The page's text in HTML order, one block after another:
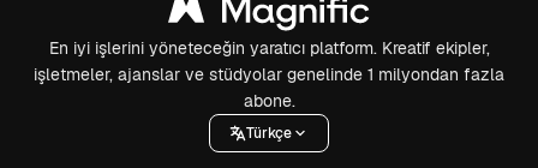
En iyi işlerini yöneteceğin yaratıcı platform. Kreatif ekipler,
işletmeler, ajanslar ve stüdyolar genelinde 1 milyondan fazla
abone.
Türkçe